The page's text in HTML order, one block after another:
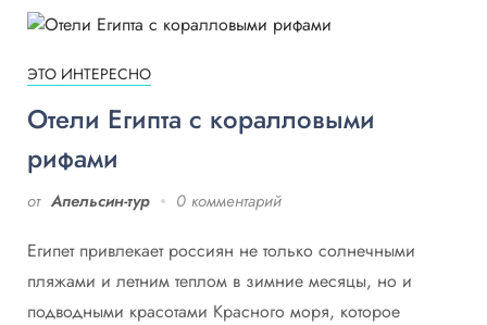
ЭТО ИНТЕРЕСНО
Отели Египта с коралловыми
рифами
от Апельсин-тур 0 комментарий
Египет привлекает россиян не только солнечными
пляжами и летним теплом в зимние месяцы, но и
подводными красотами Красного моря, которое